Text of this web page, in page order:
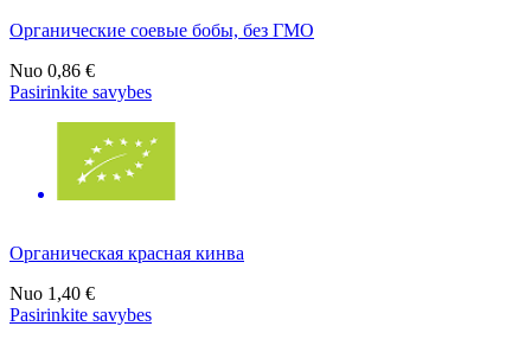
Органические соевые бобы, без ГМО
Nuo 0,86 €
Pasirinkite savybes
Органическая краснaя кинва
Nuo 1,40 €
Pasirinkite savybes